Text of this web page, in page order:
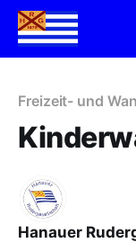
Freizeit- und
Hanauer